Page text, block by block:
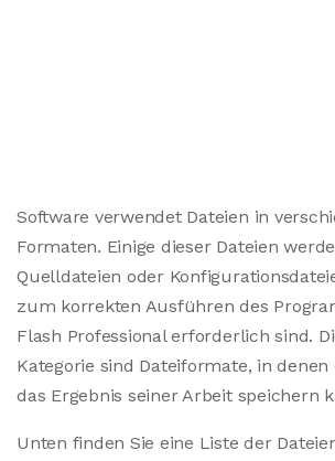
Software verwendet Dateien in
Formaten. Einige dieser Dateien
Quelldateien oder
zum korrekten Ausführen des
Flash Professional erforderlich sind.
Kategorie sind Dateiformate, in
das Ergebnis seiner Arbeit speichern
Unten finden Sie eine Liste der